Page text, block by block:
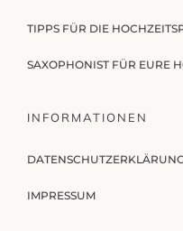
TIPPS FÜR DIE
SAXOPHONIST FÜR EURE
INFORMATIONEN
IMPRESSUM